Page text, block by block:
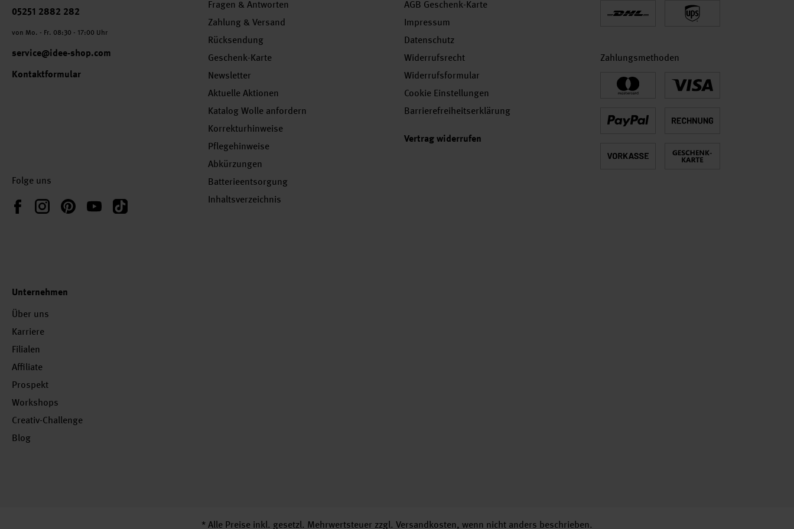
Telefonnummer
05251 2882 282
von Mo. - Fr. 08:30 - 17:00 Uhr
service@idee-shop.com
Kontaktformular
Folge uns
FacebookInstagramPinterestYouTubeTikTok
Fragen & Antworten
Zahlung & Versand
Rücksendung
Geschenk-Karte
Newsletter
Aktuelle Aktionen
Katalog Wolle anfordern
Korrekturhinweise
Pflegehinweise
Abkürzungen
Batterieentsorgung
Inhaltsverzeichnis
AGB Geschenk-Karte
Impressum
Datenschutz
Widerrufsrecht
Widerrufsformular
Cookie Einstellungen
Barrierefreiheitserklärung
Vertrag widerrufen
Zahlungsmethoden
Unternehmen
Über uns
Karriere
Filialen
Affiliate
Prospekt
Workshops
Creativ-Challenge
Blog
* Alle Preise inkl. gesetzl. Mehrwertsteuer zzgl. Versandkosten, wenn nicht anders beschrieben.